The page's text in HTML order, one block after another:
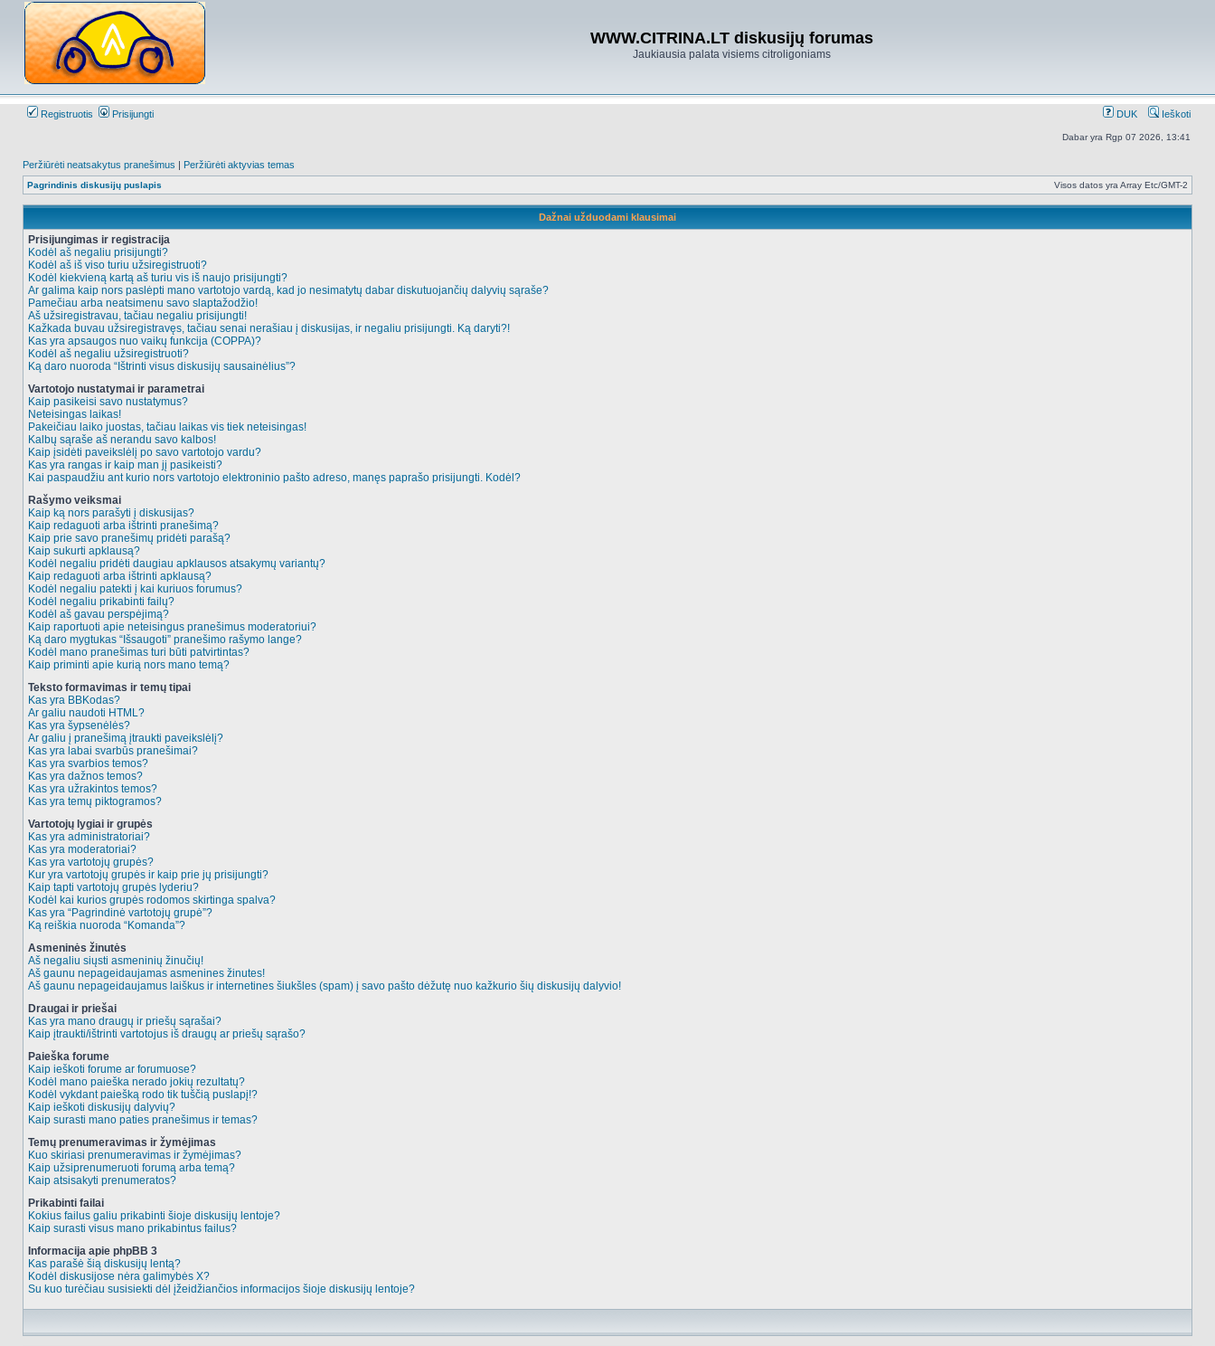
WWW.CITRINA.LT diskusijų forumas
Jaukiausia palata visiems citroligoniams
Registruotis Prisijungti DUK Ieškoti
Dabar yra Rgp 07 2026, 13:41
Peržiūrėti neatsakytus pranešimus | Peržiūrėti aktyvias temas
Pagrindinis diskusijų puslapis Visos datos yra Array Etc/GMT-2
Dažnai užduodami klausimai
Prisijungimas ir registracija
Kodėl aš negaliu prisijungti?
Kodėl aš iš viso turiu užsiregistruoti?
Kodėl kiekvieną kartą aš turiu vis iš naujo prisijungti?
Ar galima kaip nors paslėpti mano vartotojo vardą, kad jo nesimatytų dabar diskutuojančių dalyvių sąraše?
Pamečiau arba neatsimenu savo slaptažodžio!
Aš užsiregistravau, tačiau negaliu prisijungti!
Kažkada buvau užsiregistravęs, tačiau senai nerašiau į diskusijas, ir negaliu prisijungti. Ką daryti?!
Kas yra apsaugos nuo vaikų funkcija (COPPA)?
Kodėl aš negaliu užsiregistruoti?
Ką daro nuoroda “Ištrinti visus diskusijų sausainėlius”?
Vartotojo nustatymai ir parametrai
Kaip pasikeisi savo nustatymus?
Neteisingas laikas!
Pakeičiau laiko juostas, tačiau laikas vis tiek neteisingas!
Kalbų sąraše aš nerandu savo kalbos!
Kaip įsidėti paveikslėlį po savo vartotojo vardu?
Kas yra rangas ir kaip man jį pasikeisti?
Kai paspaudžiu ant kurio nors vartotojo elektroninio pašto adreso, manęs paprašo prisijungti. Kodėl?
Rašymo veiksmai
Kaip ką nors parašyti į diskusijas?
Kaip redaguoti arba ištrinti pranešimą?
Kaip prie savo pranešimų pridėti parašą?
Kaip sukurti apklausą?
Kodėl negaliu pridėti daugiau apklausos atsakymų variantų?
Kaip redaguoti arba ištrinti apklausą?
Kodėl negaliu patekti į kai kuriuos forumus?
Kodėl negaliu prikabinti failų?
Kodėl aš gavau perspėjimą?
Kaip raportuoti apie neteisingus pranešimus moderatoriui?
Ką daro mygtukas “Išsaugoti” pranešimo rašymo lange?
Kodėl mano pranešimas turi būti patvirtintas?
Kaip priminti apie kurią nors mano temą?
Teksto formavimas ir temų tipai
Kas yra BBKodas?
Ar galiu naudoti HTML?
Kas yra šypsenėlės?
Ar galiu į pranešimą įtraukti paveikslėlį?
Kas yra labai svarbūs pranešimai?
Kas yra svarbios temos?
Kas yra dažnos temos?
Kas yra užrakintos temos?
Kas yra temų piktogramos?
Vartotojų lygiai ir grupės
Kas yra administratoriai?
Kas yra moderatoriai?
Kas yra vartotojų grupės?
Kur yra vartotojų grupės ir kaip prie jų prisijungti?
Kaip tapti vartotojų grupės lyderiu?
Kodėl kai kurios grupės rodomos skirtinga spalva?
Kas yra “Pagrindinė vartotojų grupė”?
Ką reiškia nuoroda “Komanda”?
Asmeninės žinutės
Aš negaliu siųsti asmeninių žinučių!
Aš gaunu nepageidaujamas asmenines žinutes!
Aš gaunu nepageidaujamus laiškus ir internetines šiukšles (spam) į savo pašto dėžutę nuo kažkurio šių diskusijų dalyvio!
Draugai ir priešai
Kas yra mano draugų ir priešų sąrašai?
Kaip įtraukti/ištrinti vartotojus iš draugų ar priešų sąrašo?
Paieška forume
Kaip ieškoti forume ar forumuose?
Kodėl mano paieška nerado jokių rezultatų?
Kodėl vykdant paiešką rodo tik tuščią puslapį!?
Kaip ieškoti diskusijų dalyvių?
Kaip surasti mano paties pranešimus ir temas?
Temų prenumeravimas ir žymėjimas
Kuo skiriasi prenumeravimas ir žymėjimas?
Kaip užsiprenumeruoti forumą arba temą?
Kaip atsisakyti prenumeratos?
Prikabinti failai
Kokius failus galiu prikabinti šioje diskusijų lentoje?
Kaip surasti visus mano prikabintus failus?
Informacija apie phpBB 3
Kas parašė šią diskusijų lentą?
Kodėl diskusijose nėra galimybės X?
Su kuo turėčiau susisiekti dėl įžeidžiančios informacijos šioje diskusijų lentoje?